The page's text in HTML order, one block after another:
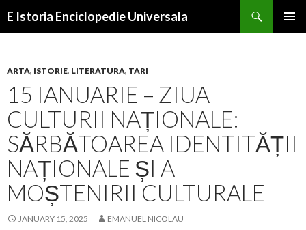
E Istoria Enciclopedie Universala
ARTA, ISTORIE, LITERATURA, TARI
15 IANUARIE – ZIUA
CULTURII NAȚIONALE:
SĂRBĂTOAREA IDENTITĂȚII
NAȚIONALE ȘI A
MOȘTENIRII CULTURALE
JANUARY 15, 2025 EMANUEL NICOLAU